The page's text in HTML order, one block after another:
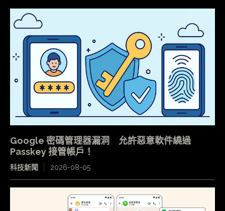
Google 密碼管理器漏洞 允許惡意軟件繞過
Passkey 接管帳戶！
科技新聞 2026-08-05